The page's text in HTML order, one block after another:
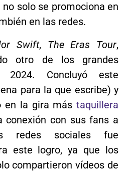
solo se promociona en
en las redes.
Swift, The Eras Tour,
otro de los grandes
2024. Concluyó este
para la que escribe) y
en la gira mástaquillera
conexión con sus fans a
redes sociales fue
este logro, ya que los
compartieron vídeos de